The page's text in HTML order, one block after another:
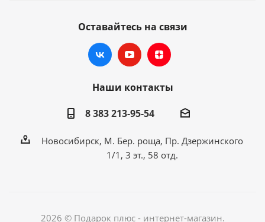
Оставайтесь на связи
Наши контакты
8 383 213-95-54
Новосибирск, М. Бер. роща, Пр. Дзержинского
1/1, 3 эт., 58 отд.
2026 © Подарок плюс - интернет-магазин.